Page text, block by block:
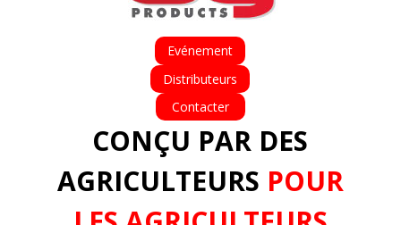
Evénement
Distributeurs
Contacter
CONÇU PAR DES
AGRICULTEURS POUR